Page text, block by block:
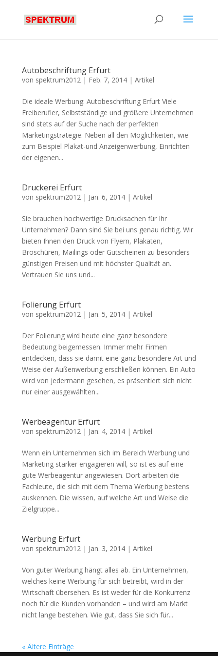
Autobeschriftung Erfurt
von spektrum2012| Feb. 7, 2014| Artikel
Die ideale Werbung: Autobeschriftung Erfurt Viele
Freiberufler, Selbstständige und größere Unternehmen
sind stets auf der Suche nach der perfekten
Marketingstrategie. Neben all den Möglichkeiten, wie
zum Beispiel Plakat-und Anzeigenwerbung, Einrichten
der eigenen...
Druckerei Erfurt
von spektrum2012| Jan. 6, 2014| Artikel
Sie brauchen hochwertige Drucksachen für Ihr
Unternehmen? Dann sind Sie bei uns genau richtig. Wir
bieten Ihnen den Druck von Flyern, Plakaten,
Broschüren, Mailings oder Gutscheinen zu besonders
günstigen Preisen und mit höchster Qualität an.
Vertrauen Sie uns und...
Folierung Erfurt
von spektrum2012| Jan. 5, 2014| Artikel
Der Folierung wird heute eine ganz besondere
Bedeutung beigemessen. Immer mehr Firmen
entdecken, dass sie damit eine ganz besondere Art und
Weise der Außenwerbung erschließen können. Ein Auto
wird von jedermann gesehen, es präsentiert sich nicht
nur einer ausgewählten...
Werbeagentur Erfurt
von spektrum2012| Jan. 4, 2014| Artikel
Wenn ein Unternehmen sich im Bereich Werbung und
Marketing stärker engagieren will, so ist es auf eine
gute Werbeagentur angewiesen. Dort arbeiten die
Fachleute, die sich mit dem Thema Werbung bestens
auskennen. Die wissen, auf welche Art und Weise die
Zielgruppe...
Werbung Erfurt
von spektrum2012| Jan. 3, 2014| Artikel
Von guter Werbung hängt alles ab. Ein Unternehmen,
welches keine Werbung für sich betreibt, wird in der
Wirtschaft übersehen. Es ist weder für die Konkurrenz
noch für die Kunden vorhanden – und wird am Markt
nicht lange bestehen. Wie gut, dass Sie sich für...
« Ältere Einträge